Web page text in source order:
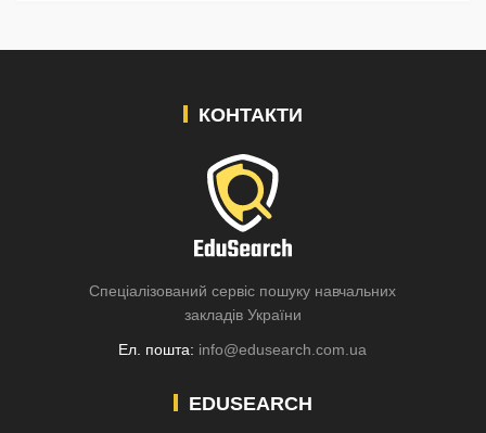
КОНТАКТИ
Спеціалізований сервіс пошуку навчальних
закладів України
Ел. пошта: info@edusearch.com.ua
EDUSEARCH